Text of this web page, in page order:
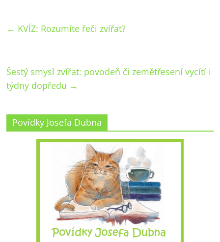
← KVÍZ: Rozumíte řeči zvířat?
Šestý smysl zvířat: povodeň či zemětřesení vycítí i
týdny dopředu →
Povídky Josefa Dubna